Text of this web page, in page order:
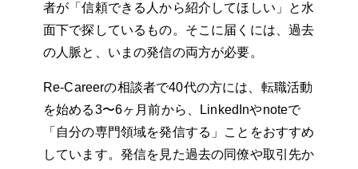
者が「信頼できる人から紹介してほしい」と水
面下で探しているもの。そこに届くには、過去
の人脈と、いまの発信の両方が必要。
Re-Careerの相談者で40代の方には、転職活動
を始める3〜6ヶ月前から、LinkedInやnoteで
「自分の専門領域を発信する」ことをおすすめ
しています。発信を見た過去の同僚や取引先か